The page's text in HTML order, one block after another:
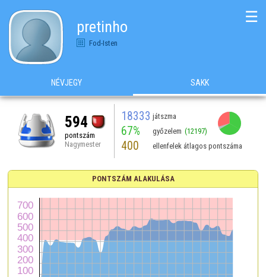
pretinho
Fod-Isten
☰
NÉVJEGY SAKK
594
pontszám
Nagymester
18333 játszma
67% győzelem (12197)
400 ellenfelek átlagos pontszáma
PONTSZÁM ALAKULÁSA